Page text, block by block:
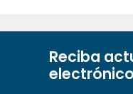
Reciba
electrónico